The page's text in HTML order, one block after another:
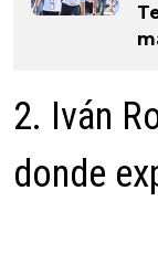
2. Iván
donde